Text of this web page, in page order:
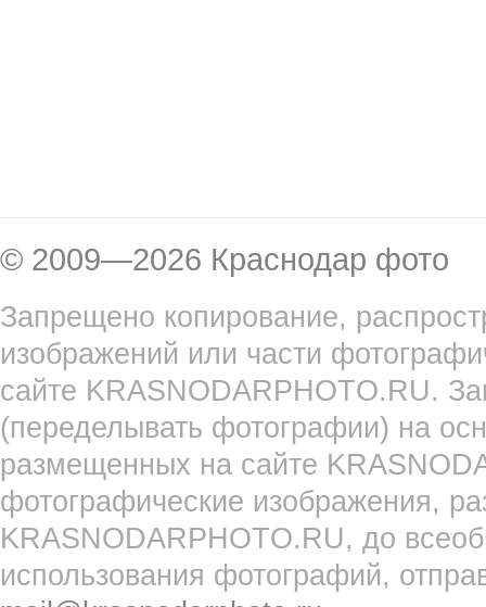
© 2009—2026 Краснодар фото
Запрещено копирование,
изображений или части
сайте KRASNODARPHOTO.RU.
(переделывать фотографии) на
размещенных на сайте
фотографические изображения,
KRASNODARPHOTO.RU, до
использования фотографий,